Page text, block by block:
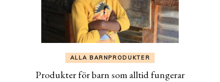
ALLA BARNPRODUKTER
Produkter för barn som alltid fungerar